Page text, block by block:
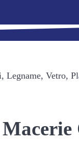
Legname, Vetro,